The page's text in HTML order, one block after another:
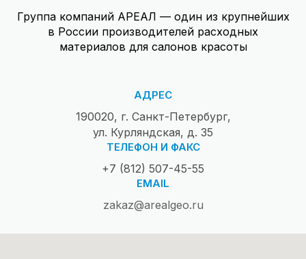
Группа компаний АРЕАЛ — один из крупнейших
в России производителей расходных
материалов для салонов красоты
АДРЕС
190020, г. Санкт-Петербург,
ул. Курляндская, д. 35
ТЕЛЕФОН И ФАКС
+7 (812) 507-45-55
EMAIL
zakaz@arealgeo.ru